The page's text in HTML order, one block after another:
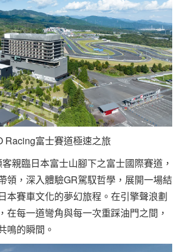
Racing富士賽道極速之旅
親臨日本富士山腳下之富士國際賽道，
領，深入體驗GR駕馭哲學，展開一場結
本賽車文化的夢幻旅程。在引擎聲浪劃
在每一道彎角與每一次重踩油門之間，
鳴的瞬間。